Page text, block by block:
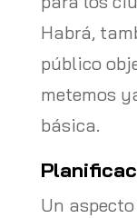
Habrá,
público
metemos
básica.
Un